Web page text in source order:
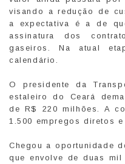
visando a redução de
a expectativa é a de
assinatura dos
gaseiros. Na atual
calendário.
O presidente da
estaleiro do Ceará
de R$ 220 milhões. A
1.500 empregos diretos e
Chegou a oportunidade
que envolve de duas